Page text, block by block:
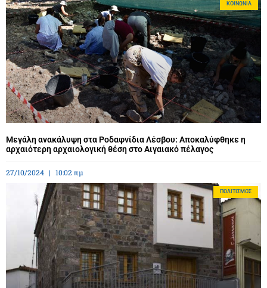
ΚΟΙΝΩΝΊΑ
Μεγάλη ανακάλυψη στα Ροδαφνίδια Λέσβου: Αποκαλύφθηκε η
αρχαιότερη αρχαιολογική θέση στο Αιγαιακό πέλαγος
27/10/2024 10:02 πμ
ΠΟΛΙΤΙΣΜΌΣ